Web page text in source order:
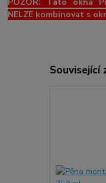
NELZE kombinovat s
Související